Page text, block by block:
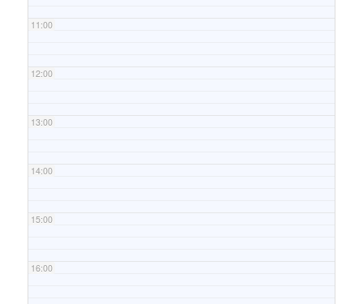
11:00
12:00
13:00
14:00
15:00
16:00